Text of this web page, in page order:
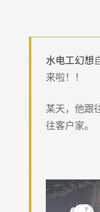
水电工幻想
来啦！！
某天，他跟
往客户家。